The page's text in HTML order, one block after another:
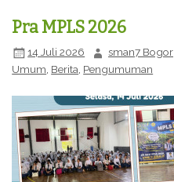
Pra MPLS 2026
14 Juli 2026 sman7 Bogor
Umum Berita Pengumuman